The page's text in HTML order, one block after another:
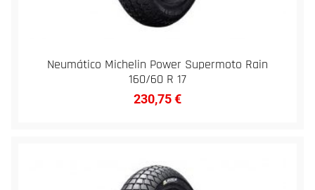
Neumático Michelin Power Supermoto Rain
160/60 R 17
230,75€